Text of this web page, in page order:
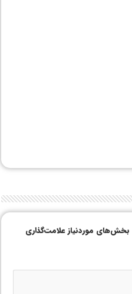
بخش‌های موردنیاز علامت‌گذاری